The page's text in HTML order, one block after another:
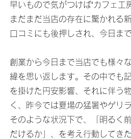
早いもので気がつけば‘カフェ
まだまだ当店の存在に驚かれる
口コミにも後押しされ、今日ま
創業から今日まで当店でも様々
緯を思い返します。その中でも
を掛けた円安影響、それに伴う
く、昨今では夏場の猛暑やゲリ
そのような状況下で、「明るく
だけるか」、を考え行動してき